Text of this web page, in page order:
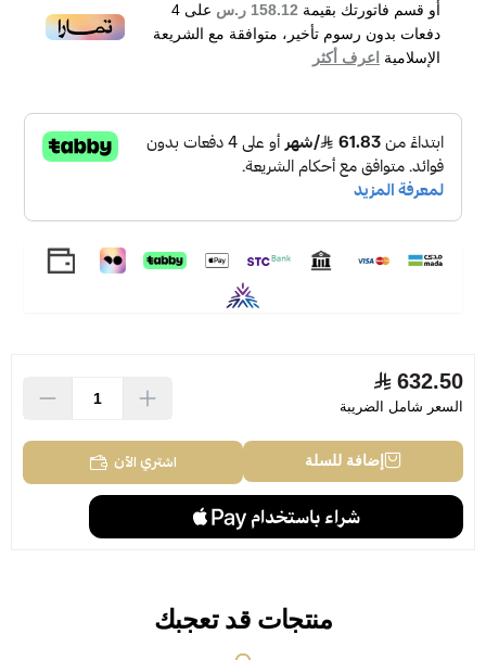
فنون الموضة في أكاديمية الفنون بأرنهيم وامتداداً لهذه الفنون
فقد قاموا بإطلاق أول عطر لهم عام 2004 ولم يتوقف الإصدار
حتى الآن
أو قسم فاتورتك بقيمة 158.12 ر.س على 4
دفعات بدون رسوم تأخير، متوافقة مع الشريعة
الإسلامية اعرف أكثر
632.50
السعر شامل الضريبة
إضافة للسلة اشتري الآن
منتجات قد تعجبك